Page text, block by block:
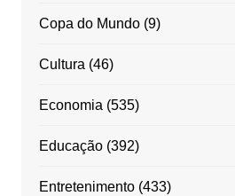
Copa do Mundo(9)
Cultura (46)
Economia (535)
Educação(392)
Entretenimento(433)